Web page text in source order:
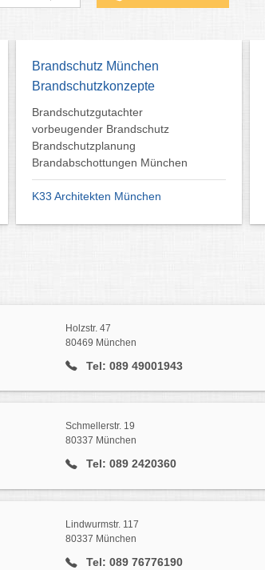
Brandschutz München
Brandschutzkonzepte
Brandschutzgutachter
vorbeugender Brandschutz
Brandschutzplanung
Brandabschottungen München
K33 Architekten München
Holzstr. 47
80469 München
Tel: 089 49001943
Schmellerstr. 19
80337 München
Tel: 089 2420360
Lindwurmstr. 117
80337 München
Tel: 089 76776190